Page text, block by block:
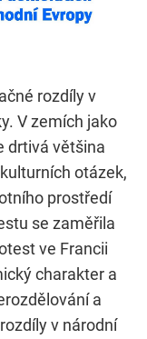
rozdíly v
V zemích jako
drtivá většina
otázek,
prostředí
se zaměřila
ve Francii
charakter a
a
v národní